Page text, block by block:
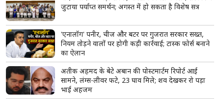
जुटाया पर्याप्त समर्थन; अगस्त में हो सकता है विशेष सत्र
'एनालॉग' पनीर, चीज और बटर पर गुजरात सरकार सख्त,
नियम तोड़ने वालों पर होगी कड़ी कार्रवाई; टास्क फोर्स बनाने
का ऐलान
अतीक अहमद के बेटे अबान की पोस्टमार्टम रिपोर्ट आई
सामने, लंग्स-लीवर फटे, 23 घाव मिले; शव देखकर रो पड़ा
भाई अहजम